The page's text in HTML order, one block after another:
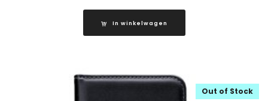
In winkelwagen
Out of Stock